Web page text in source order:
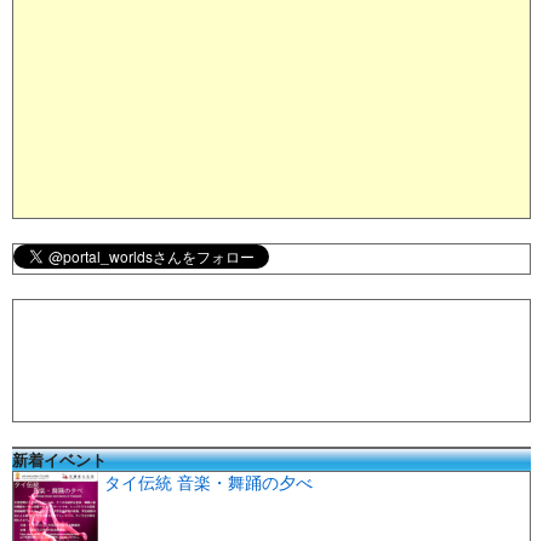
新着イベント
タイ伝統 音楽・舞踊の夕べ